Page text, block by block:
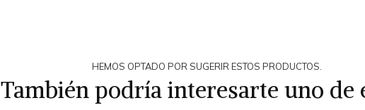
HEMOS OPTADO POR SUGERIR ESTOS PRODUCTOS.
También podría interesarte uno de